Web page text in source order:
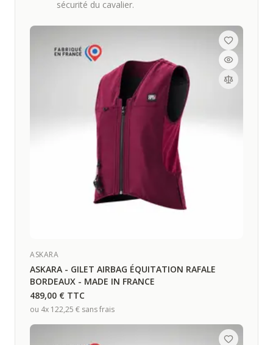
sécurité du cavalier.
ASKARA
ASKARA - GILET AIRBAG ÉQUITATION RAFALE
BORDEAUX - MADE IN FRANCE
489,00 € TTC
ou 4x 122,25 € sans frais